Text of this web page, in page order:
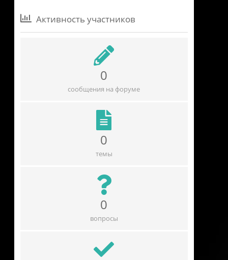
Активность участников
0
сообщения на форуме
0
темы
0
вопросы